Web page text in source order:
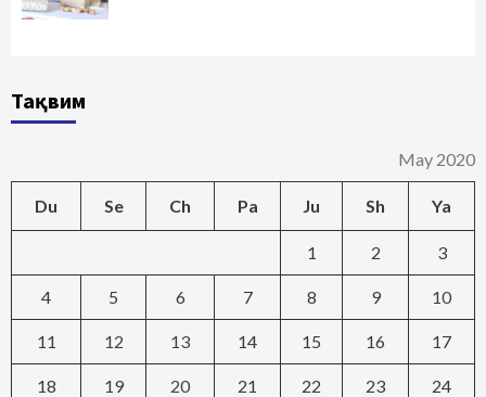
Тақвим
May 2020
Du Se Ch Pa Ju Sh Ya
1 2 3
4 5 6 7 8 9 10
11 12 13 14 15 16 17
18 19 20 21 22 23 24